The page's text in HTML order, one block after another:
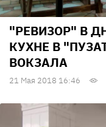
"РЕВИЗОР" В
КУХНЕ В
ВОКЗАЛА
21 Мая 2018 16:46